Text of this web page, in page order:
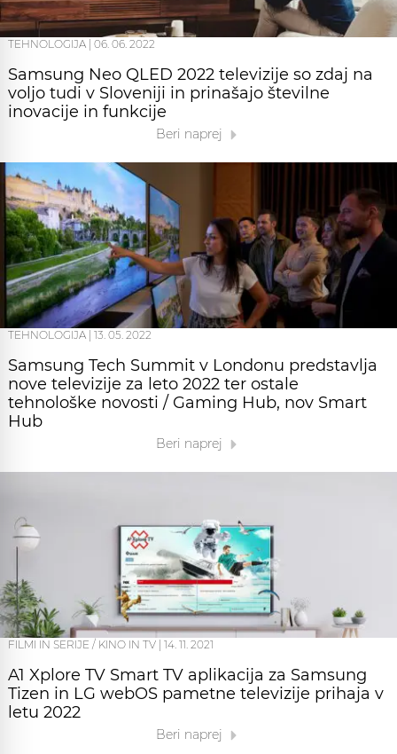
TEHNOLOGIJA 06. 06. 2022
Samsung Neo QLED 2022 televizije so zdaj na
voljo tudi v Sloveniji in prinašajo številne
inovacije in funkcije
Beri naprej
TEHNOLOGIJA 13. 05. 2022
Samsung Tech Summit v Londonu predstavlja
nove televizije za leto 2022 ter ostale
tehnološke novosti / Gaming Hub, nov Smart
Hub
Beri naprej
FILMI IN SERIJE / KINO IN TV 14. 11. 2021
A1 Xplore TV Smart TV aplikacija za Samsung
Tizen in LG webOS pametne televizije prihaja v
letu 2022
Beri naprej